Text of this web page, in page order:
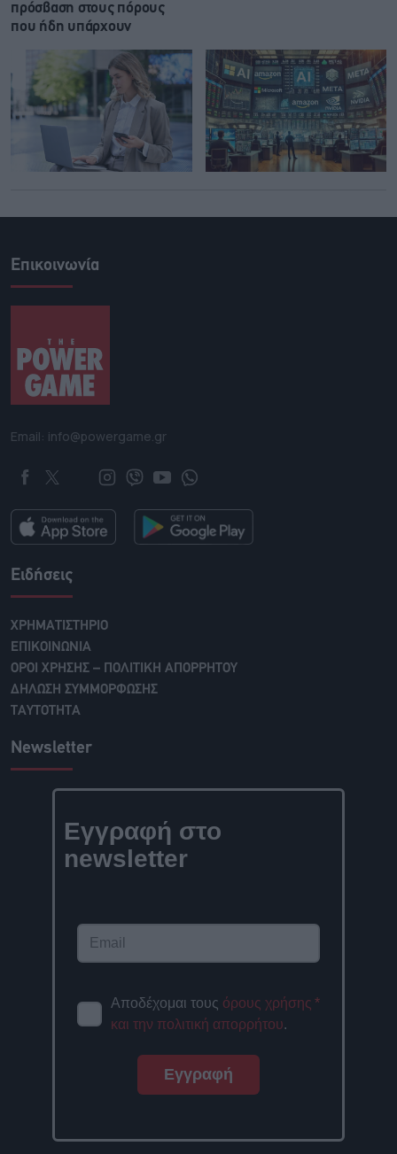
πρόσβαση στους πόρους
που ήδη υπάρχουν
Επικοινωνία
Email: info@powergame.gr
Ειδήσεις
ΧΡΗΜΑΤΙΣΤΗΡΙΟ
ΕΠΙΚΟΙΝΩΝΙΑ
ΟΡΟΙ ΧΡΗΣΗΣ – ΠΟΛΙΤΙΚΗ ΑΠΟΡΡΗΤΟΥ
ΔΗΛΩΣΗ ΣΥΜΜΟΡΦΩΣΗΣ
ΤΑΥΤΟΤΗΤΑ
Newsletter
Εγγραφή στο
newsletter
Αποδέχομαι τους όρους χρήσης
και την πολιτική απορρήτου.
*
Εγγραφή